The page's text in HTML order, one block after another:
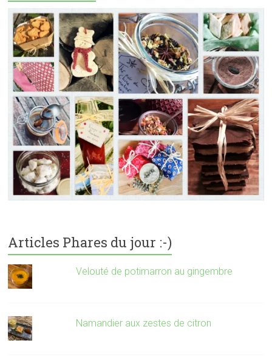
Articles Phares du jour :-)
Velouté de potimarron au gingembre
Namandier aux zestes de citron